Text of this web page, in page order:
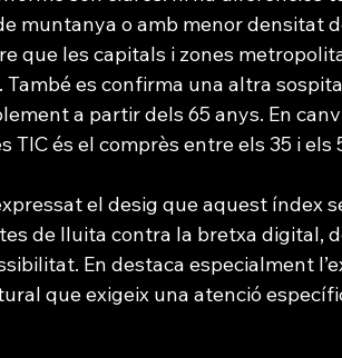
muntanya o amb menor densitat
que les capitals i zones
es confirma una altra
a partir dels 65 anys. En
TIC és el comprès entre els 35 i els
el desig que aquest índex
de lluita contra la bretxa digital,
En destaca especialment
que exigeix una atenció